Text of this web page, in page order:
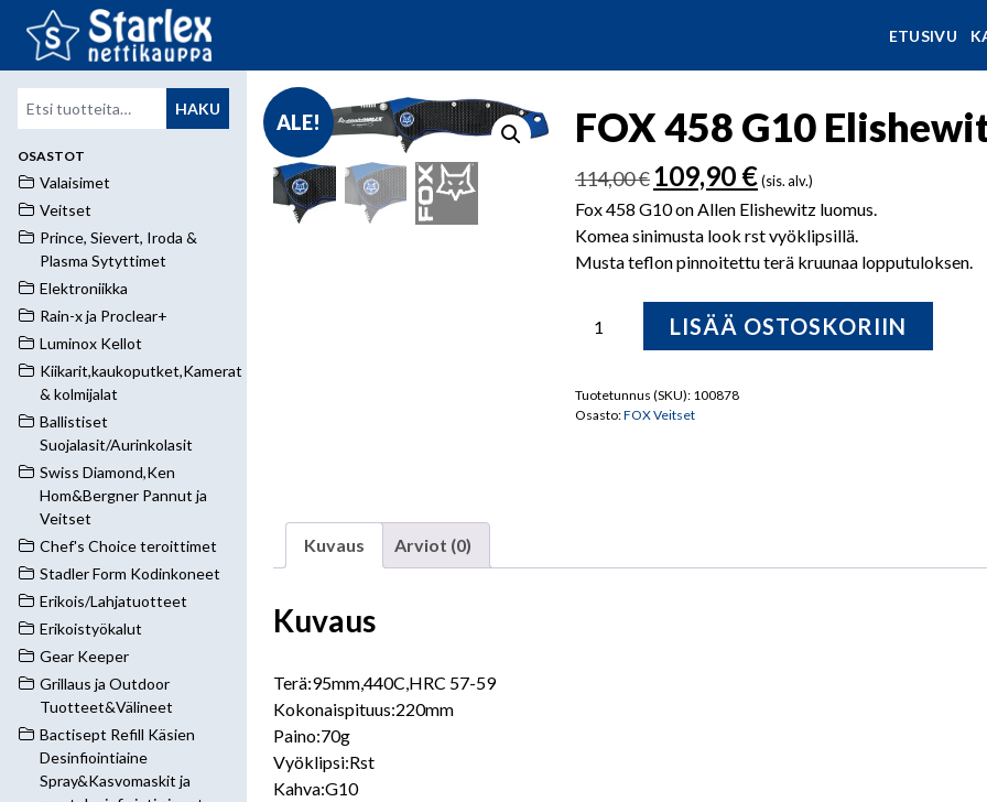
ETUSIVU
Etsi: HAKU
OSASTOT
Valaisimet
Veitset
Prince, Sievert, Iroda &
Plasma Sytyttimet
Elektroniikka
Rain-x ja Proclear+
Luminox Kellot
Kiikarit,kaukoputket,Kamerat
& kolmijalat
Ballistiset
Suojalasit/Aurinkolasit
Swiss Diamond,Ken
Hom&Bergner Pannut ja
Veitset
Chef's Choice teroittimet
Stadler Form Kodinkoneet
Erikois/Lahjatuotteet
Erikoistyökalut
Gear Keeper
Grillaus ja Outdoor
Tuotteet&Välineet
Bactisept Refill Käsien
Desinfiointiaine
Spray&Kasvomaskit ja
ALE! FOX 458 G10
114,00€ Alkuperäinen
hinta
oli:
114,00 €.
109,90 €Nykyinen
hinta
on:
109,90 €.
(sis. alv.)
Fox 458 G10 on Allen Elishewitz luomus.
Komea sinimusta look rst vyöklipsillä.
Musta teflon pinnoitettu terä kruunaa lopputuloksen.
458
Elishewitz
Invader
LISÄÄ OSTOSKORIIN
Tuotetunnus (SKU): 100878
Osasto:FOX Veitset
Kuvaus Arviot (0)
Kuvaus
Terä:95mm,440C,HRC 57-59
Kokonaispituus:220mm
Paino:70g
Vyöklipsi:Rst
Kahva:G10